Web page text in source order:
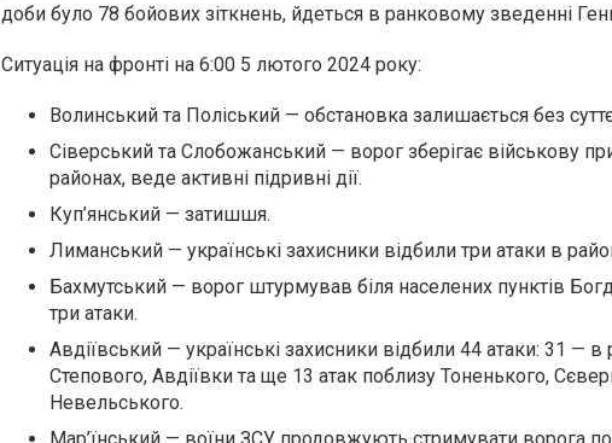
доби було 78 бойових зіткнень, йдеться в ранковому зведенні
Ситуація на фронті на 6:00 5 лютого 2024 року:
Волинський та Поліський — обстановка залишається без
Сіверський та Слобожанський — ворог зберігає військову
районах, веде активні підривні дії.
Куп’янський — затишшя.
Лиманський — українські захисники відбили три атаки в
Бахмутський — ворог штурмував ​​біля населених пунктів
три атаки.
Авдіївський — українські захисники відбили 44 атаки: 31 — в
Степового, Авдіївки та ще 13 атак поблизу Тоненького,
Невельського.